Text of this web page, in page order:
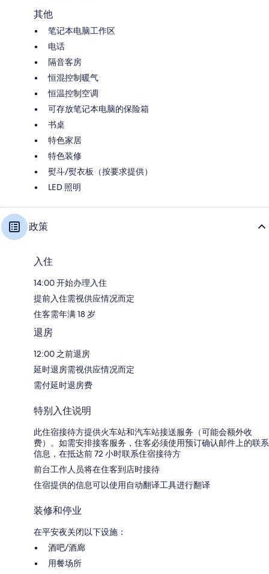
其他
笔记本电脑工作区
电话
隔音客房
恒混控制暖气
恒温控制空调
可存放笔记本电脑的保险箱
书桌
特色家居
特色装修
熨斗/熨衣板（按要求提供）
LED 照明
政策
入住
14:00 开始办理入住
提前入住需视供应情况而定
住客需年满 18 岁
退房
12:00 之前退房
延时退房需视供应情况而定
需付延时退房费
特别入住说明
此住宿接待方提供火车站和汽车站接送服务（可能会额外收
费）。如需安排接客服务，住客必须使用预订确认邮件上的联系
信息，在抵达前 72 小时联系住宿接待方
前台工作人员将在住客到店时接待
住宿提供的信息可以使用自动翻译工具进行翻译
装修和停业
在平安夜关闭以下设施：
酒吧/酒廊
用餐场所